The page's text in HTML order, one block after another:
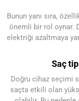
Bunun yanı sıra,
önemli bir rol oynar.
elektriği azaltmaya
Saç
Doğru cihaz seçimi
saçta etkili olan